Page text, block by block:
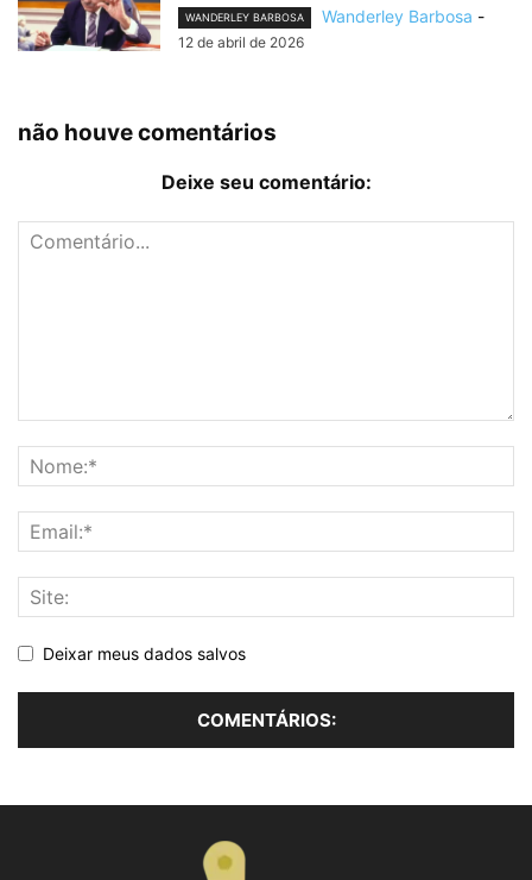
WANDERLEY BARBOSA Wanderley Barbosa -
12 de abril de 2026
não houve comentários
Deixe seu comentário:
Deixar meus dados salvos